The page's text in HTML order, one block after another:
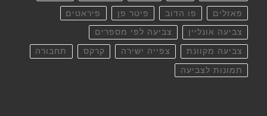
פאזלים פו הדוב פיטר פן פיראטים
צביעה אונליין צביעה לפי מספרים
צביעה מקוונת צפייה ישירה קרקס תחבורה
תמונות לצביעה